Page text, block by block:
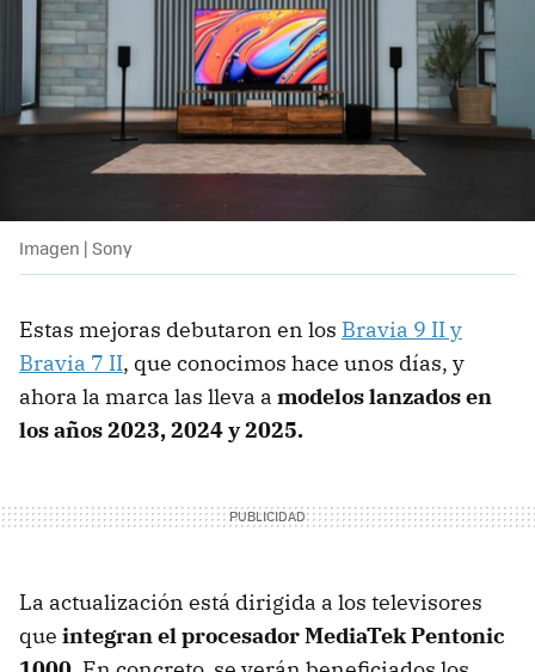
Imagen | Sony
Estas mejoras debutaron en los Bravia 9 II y
Bravia 7 II, que conocimos hace unos días, y
ahora la marca las lleva a modelos lanzados en
los años 2023, 2024 y 2025.
La actualización está dirigida a los televisores
que integran el procesador MediaTek Pentonic